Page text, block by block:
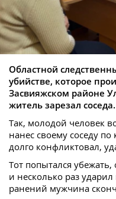
Областной
убийстве, которое
Засвияжском районе
житель зарезал соседа.
Так, молодой человек
нанес своему соседу
долго конфликтовал,
Тот попытался
и несколько раз
ранений мужчина